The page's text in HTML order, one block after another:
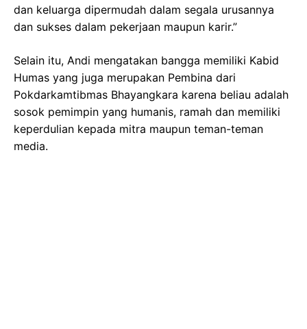
dan keluarga dipermudah dalam segala urusannya
dan sukses dalam pekerjaan maupun karir.”
Selain itu, Andi mengatakan bangga memiliki Kabid
Humas yang juga merupakan Pembina dari
Pokdarkamtibmas Bhayangkara karena beliau adalah
sosok pemimpin yang humanis, ramah dan memiliki
keperdulian kepada mitra maupun teman-teman
media.